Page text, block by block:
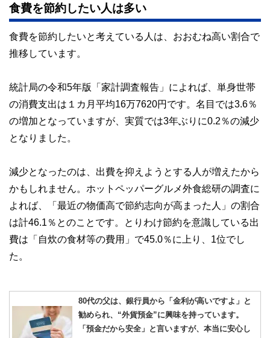
食費を節約したい人は多い
食費を節約したいと考えている人は、おおむね高い割合で
推移しています。
統計局の令和5年版「家計調査報告」によれば、単身世帯
の消費支出は１カ月平均16万7620円です。名目では3.6％
の増加となっていますが、実質では3年ぶりに0.2％の減少
となりました。
減少となったのは、出費を抑えようとする人が増えたから
かもしれません。ホットペッパーグルメ外食総研の調査に
よれば、「最近の物価高で節約志向が高まった人」の割合
は計46.1％とのことです。とりわけ節約を意識している出
費は「自炊の食材等の費用」で45.0％に上り、1位でし
た。
80代の父は、銀行員から「金利が高いですよ」と
勧められ、“外貨預金”に興味を持っています。
「預金だから安全」と言いますが、本当に安心し